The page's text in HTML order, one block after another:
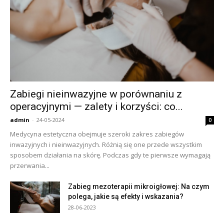
Zabiegi nieinwazyjne w porównaniu z
operacyjnymi — zalety i korzyści: co...
admin - 24-05-2024 0
Medycyna estetyczna obejmuje szeroki zakres zabiegów
inwazyjnych i nieinwazyjnych. Różnią się one przede wszystkim
sposobem działania na skórę. Podczas gdy te pierwsze wymagają
przerwania...
Zabieg mezoterapii mikroigłowej: Na czym
polega, jakie są efekty i wskazania?
28-06-2023